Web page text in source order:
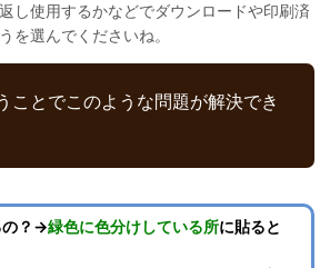
し使用するかなどでダウンロードや印刷済
を選んでくださいね。
ことでこのような問題が解決でき
の？→緑色に色分けしている所に貼ると